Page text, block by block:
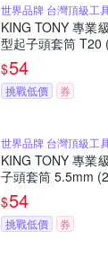
世界品牌 台灣頂級工
KING TONY 專業
型起子頭套筒 T20
$54
挑戰低價 券
世界品牌 台灣頂級工
KING TONY 專業
子頭套筒 5.5mm
$54
挑戰低價 券